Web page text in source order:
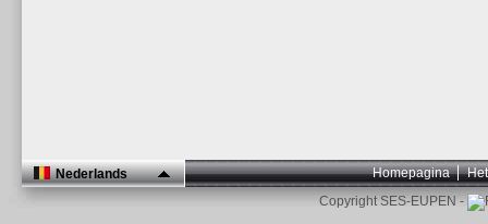
Nederlands Homepagina
Copyright SES-EUPEN -